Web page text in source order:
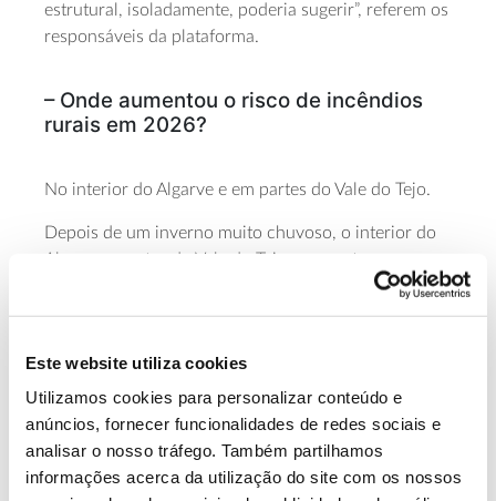
Este website utiliza cookies
Utilizamos cookies para personalizar conteúdo e
anúncios, fornecer funcionalidades de redes sociais e
analisar o nosso tráfego. Também partilhamos
informações acerca da utilização do site com os nossos
estrutural, isoladamente, poderia sugerir”, referem os
responsáveis da plataforma.
– Onde aumentou o risco de incêndios
rurais em 2026?
No interior do Algarve e em partes do Vale do Tejo.
Depois de um inverno muito chuvoso, o interior do
Algarve e partes do Vale do Tejo apresentam um
crescimento invulgarmente elevado da vegetação,
aumentando o risco nesta época de incêndios, face
esta época sinais de vegetação que tornam o risco de
incêndio rural mais elevado e “este é precisamente o
tipo de sinal sazonal que importa identificar”.